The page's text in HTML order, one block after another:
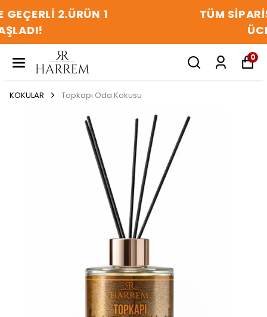
TÜM SIPARIŞLERDE KARGO
0
KOKULAR Topkapı Oda Kokusu